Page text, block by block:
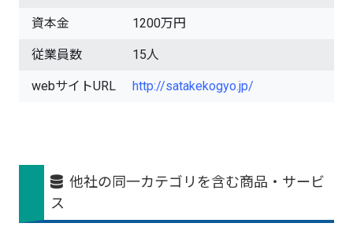
資本金 1200万円
従業員数 15人
webサイトURL http://satakekogyo.jp/
他社の同一カテゴリを含む商品・サービ
ス